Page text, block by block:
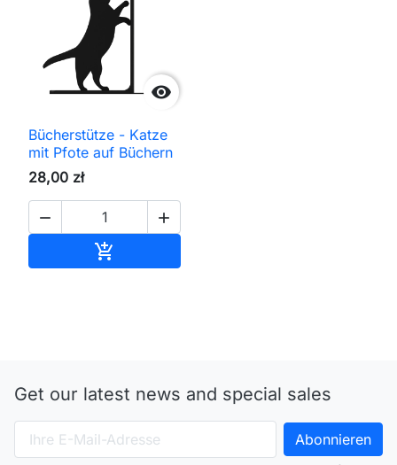

Bücherstütze - Katze
mit Pfote auf Büchern
28,00 zł
 

Get our latest news and special sales